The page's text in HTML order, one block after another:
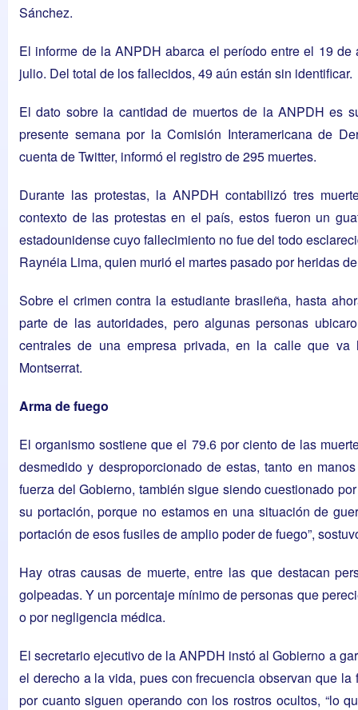
Sánchez.
El informe de la ANPDH abarca el período entre el 19
julio. Del total de los fallecidos, 49 aún están sin identificar.
El dato sobre la cantidad de muertos de la ANPDH es
presente semana por la Comisión Interamericana de
cuenta de Twitter, informó el registro de 295 muertes.
Durante las protestas, la ANPDH contabilizó tres
contexto de las protestas en el país, estos fueron un
estadounidense cuyo fallecimiento no fue del todo
Raynéia Lima, quien murió el martes pasado por heridas
Sobre el crimen contra la estudiante brasileña, hasta
parte de las autoridades, pero algunas personas
centrales de una empresa privada, en la calle que
Montserrat.
Arma de fuego
El organismo sostiene que el 79.6 por ciento de las
desmedido y desproporcionado de estas, tanto en
fuerza del Gobierno, también sigue siendo cuestionado
su portación, porque no estamos en una situación de
portación de esos fusiles de amplio poder de fuego”,
Hay otras causas de muerte, entre las que destacan
golpeadas. Y un porcentaje mínimo de personas que
o por negligencia médica.
El secretario ejecutivo de la ANPDH instó al Gobierno a
el derecho a la vida, pues con frecuencia observan que
por cuanto siguen operando con los rostros ocultos, “lo